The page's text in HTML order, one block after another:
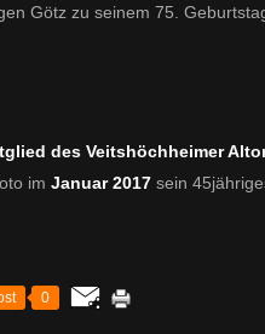
Götz zu seinem 75.
des Veitshöchheimer
im Januar 2017 sein
0